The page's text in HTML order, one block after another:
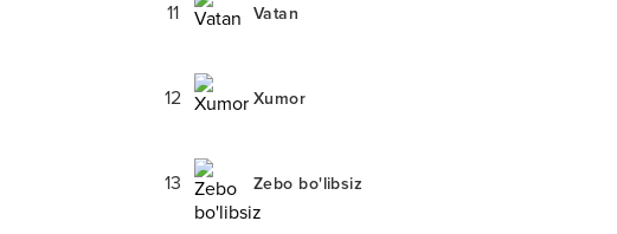
11 Vatan
12 Xumor
13 Zebo bo'libsiz